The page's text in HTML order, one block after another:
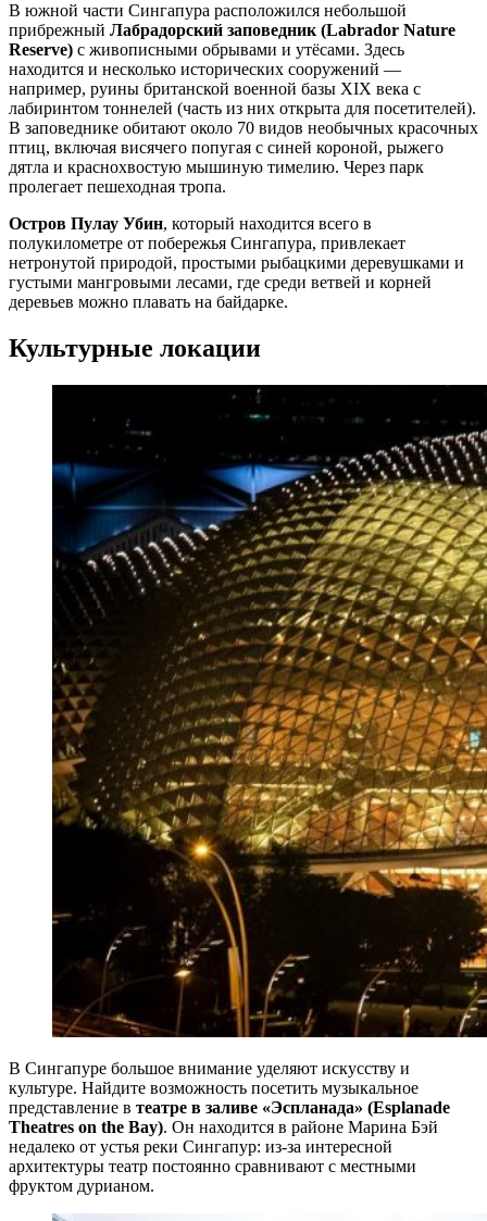
В южной части Сингапура расположился небольшой
прибрежный Лабрадорский заповедник (Labrador Nature
Reserve) с живописными обрывами и утёсами. Здесь
находится и несколько исторических сооружений —
например, руины британской военной базы XIX века с
лабиринтом тоннелей (часть из них открыта для посетителей).
В заповеднике обитают около 70 видов необычных красочных
птиц, включая висячего попугая с синей короной, рыжего
дятла и краснохвостую мышиную тимелию. Через парк
пролегает пешеходная тропа.
Остров Пулау Убин, который находится всего в
полукилометре от побережья Сингапура, привлекает
нетронутой природой, простыми рыбацкими деревушками и
густыми мангровыми лесами, где среди ветвей и корней
деревьев можно плавать на байдарке.
Культурные локации
В Сингапуре большое внимание уделяют искусству и
культуре. Найдите возможность посетить музыкальное
представление в театре в заливе «Эспланада» (Esplanade
Theatres on the Bay). Он находится в районе Марина Бэй
недалеко от устья реки Сингапур: из-за интересной
архитектуры театр постоянно сравнивают с местными
фруктом дурианом.